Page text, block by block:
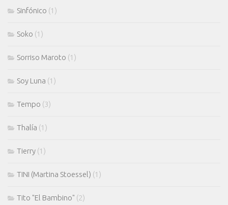
Sinfónico (1)
Soko (1)
Sorriso Maroto (1)
Soy Luna (1)
Tempo (3)
Thalía (1)
Tierry (1)
TINI (Martina Stoessel) (1)
Tito "El Bambino" (2)